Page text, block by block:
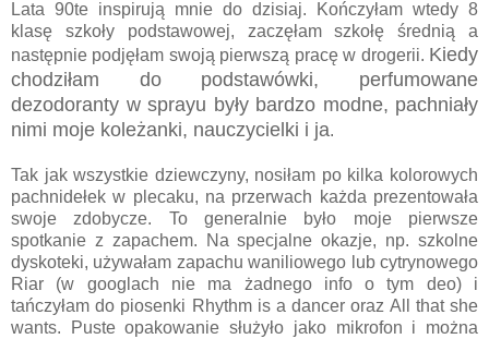
Lata 90te inspirują mnie do dzisiaj. Kończyłam wtedy 8
klasę szkoły podstawowej, zaczęłam szkołę średnią a
następnie podjęłam swoją pierwszą pracę w drogerii. Kiedy
chodziłam do podstawówki, perfumowane
dezodoranty w sprayu były bardzo modne, pachniały
nimi moje koleżanki, nauczycielki i ja.
Tak jak wszystkie dziewczyny, nosiłam po kilka kolorowych
pachnidełek w plecaku, na przerwach każda prezentowała
swoje zdobycze. To generalnie było moje pierwsze
spotkanie z zapachem. Na specjalne okazje, np. szkolne
dyskoteki, używałam zapachu waniliowego lub cytrynowego
Riar (w googlach nie ma żadnego info o tym deo) i
tańczyłam do piosenki Rhythm is a dancer oraz All that she
wants. Puste opakowanie służyło jako mikrofon i można